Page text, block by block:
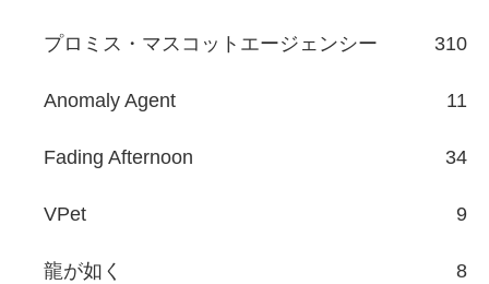
プロミス・マスコットエージェンシー 310
Anomaly Agent 11
Fading Afternoon 34
VPet 9
龍が如く 8